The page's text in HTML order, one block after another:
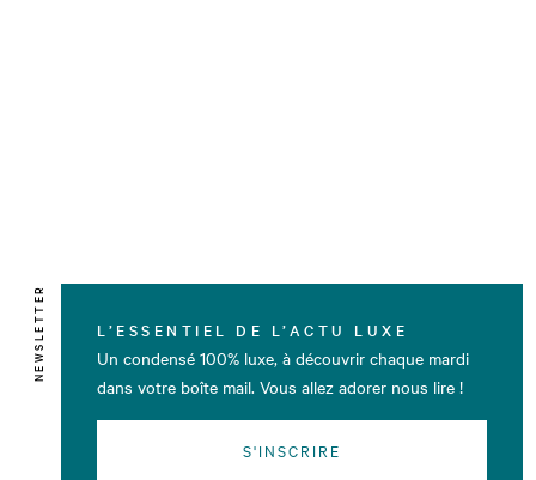
NEWSLETTER L’ESSENTIEL DE L’ACTU LUXE
Un condensé 100% luxe, à découvrir chaque mardi
dans votre boîte mail. Vous allez adorer nous lire !
S'INSCRIRE